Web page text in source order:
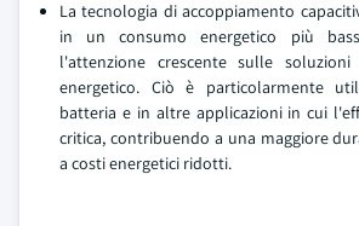
La tecnologia di accoppiamento
in un consumo energetico più
l'attenzione crescente sulle
energetico. Ciò è particolarmente
batteria e in altre applicazioni in cui
critica, contribuendo a una maggiore
a costi energetici ridotti.